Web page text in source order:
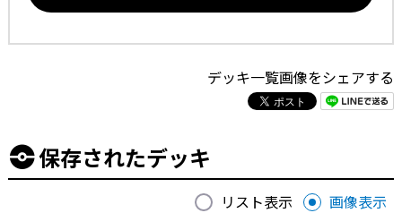
デッキ一覧画像をシェアする
保存されたデッキ
リスト表示 画像表示